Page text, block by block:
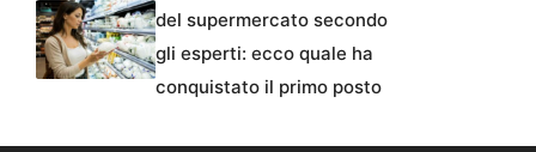
del supermercato secondo
gli esperti: ecco quale ha
conquistato il primo posto